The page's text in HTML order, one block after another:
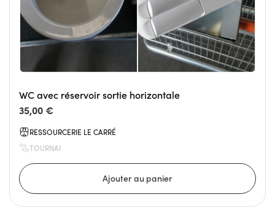
WC avec réservoir sortie horizontale
35,00 €
RESSOURCERIE LE CARRÉ
TOURNAI